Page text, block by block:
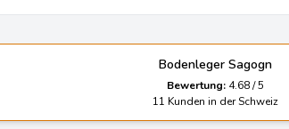
Bodenleger Sagogn
Bewertung:4.68/5
11Kunden in der Schweiz